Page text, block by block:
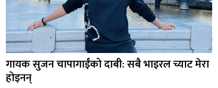
गायक सुजन चापागाईंको दाबी: सबै भाइरल च्याट मेरा
होइनन्